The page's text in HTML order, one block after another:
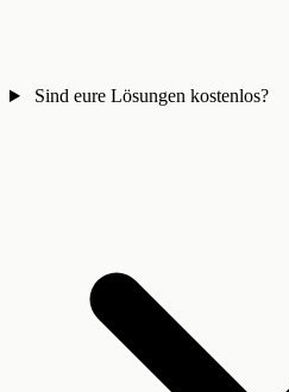
Sind eure Lösungen kostenlos?